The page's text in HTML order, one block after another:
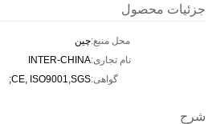
جزئیات محصول
محل منبع:چین
نام تجاری:INTER-CHINA
گواهی:CE, ISO9001,SGS;
شرح